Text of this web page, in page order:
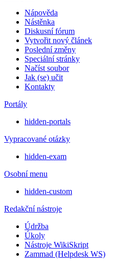
Nápověda
Nástěnka
Diskusní fórum
Vytvořit nový článek
Poslední změny
Speciální stránky
Načíst soubor
Jak (se) učit
Kontakty
Portály
hidden-portals
Vypracované otázky
hidden-exam
Osobní menu
hidden-custom
Redakční nástroje
Údržba
Úkoly
Nástroje WikiSkript
Zammad (Helpdesk WS)